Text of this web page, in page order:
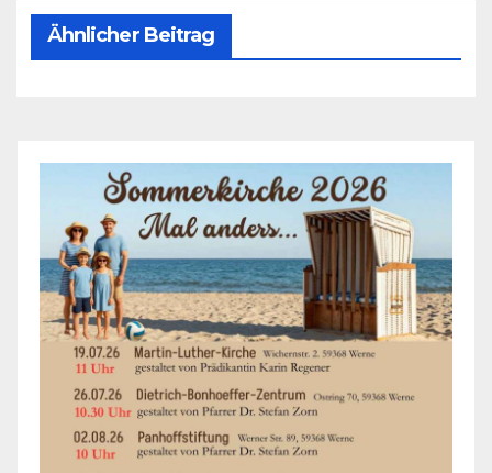
Ähnlicher Beitrag